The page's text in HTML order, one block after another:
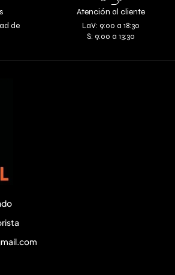
de
Atención al cliente
LaV: 9:00 a 18:30
S: 9:00 a 13:30